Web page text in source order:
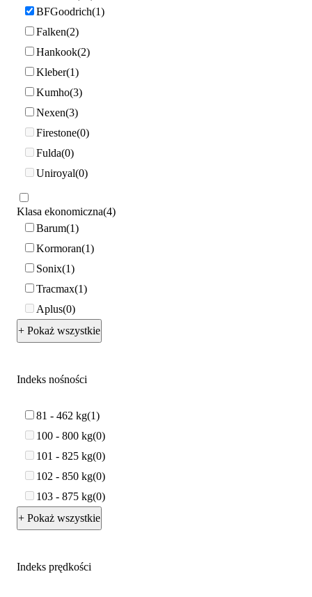
BFGoodrich 1
Falken 2
Hankook 2
Kleber 1
Kumho 3
Nexen 3
Firestone 0
Fulda 0
Uniroyal 0
Klasa ekonomiczna 4
Barum 1
Kormoran 1
Sonix 1
Tracmax 1
Aplus 0
+ Pokaż wszystkie
Indeks nośności
81 - 462 kg 1
100 - 800 kg 0
101 - 825 kg 0
102 - 850 kg 0
103 - 875 kg 0
+ Pokaż wszystkie
Indeks prędkości